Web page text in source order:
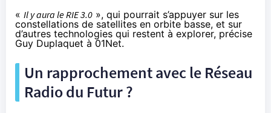
« Il y aura le RIE 3.0 », qui pourrait s’appuyer sur les
constellations de satellites en orbite basse, et sur
d’autres technologies qui restent à explorer, précise
Guy Duplaquet à 01Net.
Un rapprochement avec le Réseau
Radio du Futur ?